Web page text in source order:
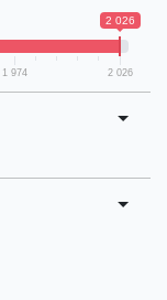
2 026
1 974 2 026